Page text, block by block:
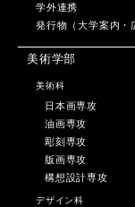
学外連携
発行物（大学案内・
美術学部
美術科
日本画専攻
油画専攻
彫刻専攻
版画専攻
構想設計専攻
デザイン科